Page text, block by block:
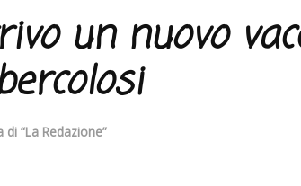
un nuovo
di “La Redazione”